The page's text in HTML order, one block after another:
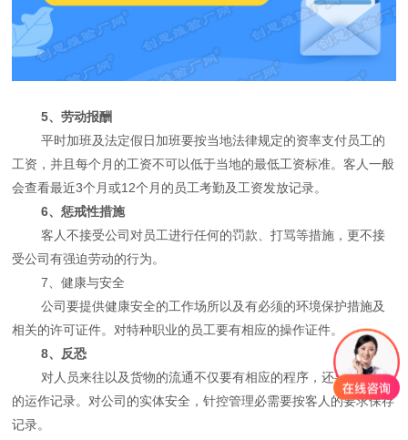
5、劳动报酬
平时加班及法定假日加班要按当地法律规定的资率支付员工的
工资，并且每个月的工资不可以低于当地的最低工资标准。客人一般
会查看最近3个月或12个月的员工考勤及工资发放记录。
6、惩戒性措施
客人不接受公司对员工进行任何的罚款、打骂等措施，更不接
受公司有强迫劳动的行为。
7、健康与安全
公司要提供健康安全的工作场所以及有必须的环境保护措施及
相关的许可证件。对特种职业的员工要有相应的操作证件。
8、反恐
对人员来往以及货物的流通不仅要有相应的程序，还要有相应
的运作记录。对公司的实体安全，针控管理必需要按客人的要求保存
记录。